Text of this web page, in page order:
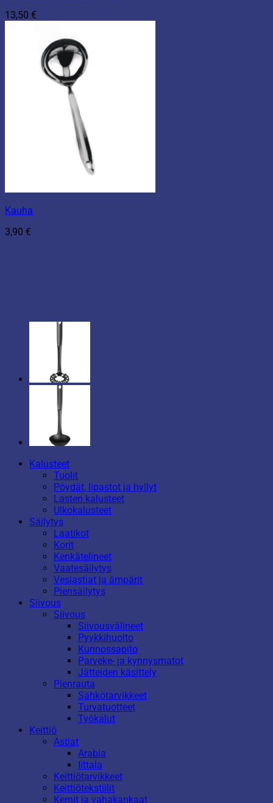
13,50 €
Kauha
3,90 €
Kalusteet
Tuolit
Pöydät, lipastot ja hyllyt
Lasten kalusteet
Ulkokalusteet
Säilytys
Laatikot
Korit
Kenkätelineet
Vaatesäilytys
Vesiastiat ja ämpärit
Piensäilytys
Siivous
Siivous
Siivousvälineet
Pyykkihuolto
Kunnossapito
Parveke- ja kynnysmatot
Jätteiden käsittely
Pienrauta
Sähkötarvikkeet
Turvatuotteet
Työkalut
Keittiö
Astiat
Arabia
Iittala
Keittiötarvikkeet
Keittiötekstiilit
Kernit ja vahakankaat